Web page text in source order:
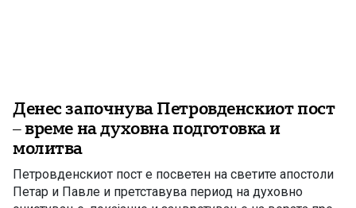
Денес започнува Петровденскиот пост
– време на духовна подготовка и
молитва
Петровденскиот пост е посветен на светите апостоли
Петар и Павле и претставува период на духовно